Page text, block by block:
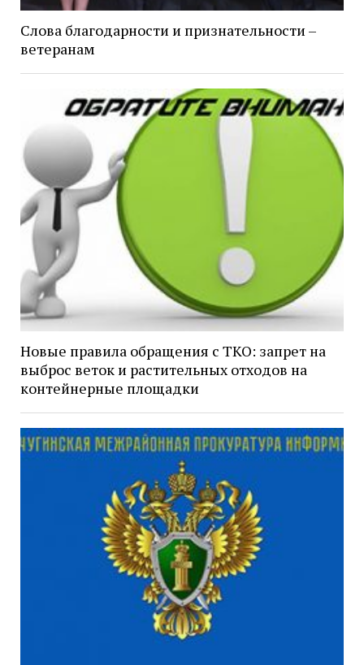
Слова благодарности и признательности –
ветеранам
Новые правила обращения с ТКО: запрет на
выброс веток и растительных отходов на
контейнерные площадки